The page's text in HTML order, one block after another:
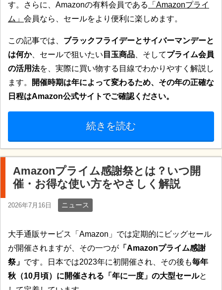
す。さらに、Amazonの有料会員である
「Amazonプライ
ム」 会員なら、セールをより便利に楽しめます。
この記事では、 ブラックフライデーとサイバーマンデーと
は何か、セールで狙いたい 目玉商品 、そしてプライム会員
の活用法を、実際に買い物する目線でわかりやすく解説し
ます。
開催時期は年によって変わるため、その年の正確な
日程はAmazon公式サイトでご確認ください。
続きを読む
Amazonプライム感謝祭とは？いつ開
催・お得な使い方をやさしく解説
2026年7月16日 ニュース
大手通販サービス「Amazon」では定期的にビッグセール
が開催されますが、その一つが 「Amazonプライム感謝
祭」 です。日本では2023年に初開催され、その後も毎年
秋（10月頃）に開催される「年に一度」の大型セールと